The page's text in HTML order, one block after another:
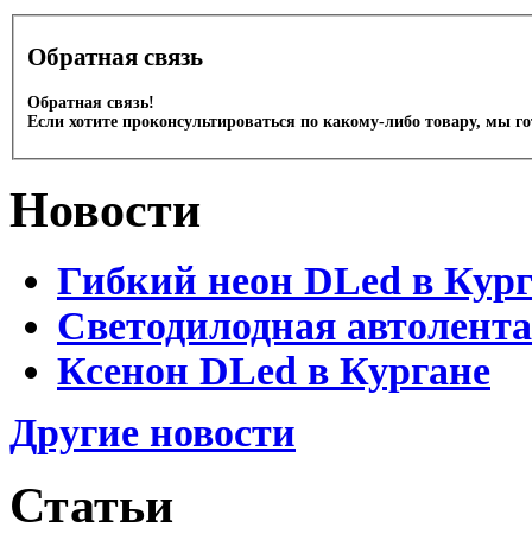
Обратная связь
Обратная связь!
Если хотите проконсультироваться по какому-либо товару, мы
Новости
Гибкий неон DLed в
Светодилодная
Ксенон DLed в Кургане
Другие новости
Статьи